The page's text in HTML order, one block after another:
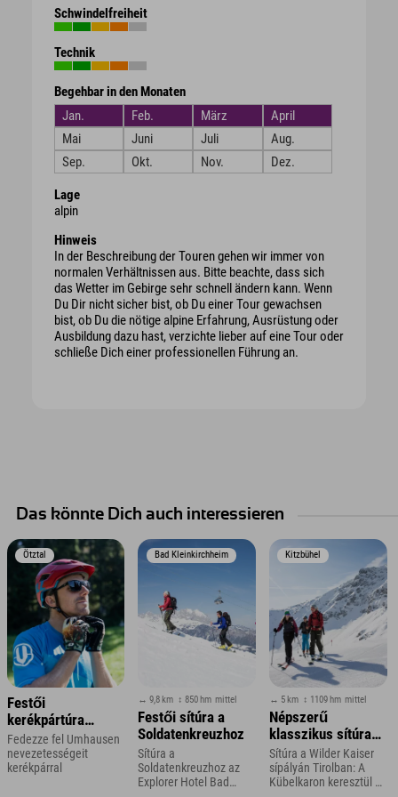
Schwindelfreiheit
Technik
Begehbar in den Monaten
Jan.
Feb. März
April
Mai
Juni Juli
Aug.
Sep.
Okt. Nov. Dez.
Lage
alpin
Hinweis
In der Beschreibung der Touren gehen wir immer von
normalen Verhältnissen aus. Bitte beachte, dass sich
das Wetter im Gebirge sehr schnell ändern kann. Wenn
Du Dir nicht sicher bist, ob Du einer Tour gewachsen
bist, ob Du die nötige alpine Erfahrung, Ausrüstung oder
Ausbildung dazu hast, verzichte lieber auf eine Tour oder
schließe Dich einer professionellen Führung an.
Das könnte Dich auch interessieren
Ötztal
Festői
kerékpártúra
Umhausen
környékén
Fedezze fel Umhausen
nevezetességeit
kerékpárral
Bad Kleinkirchheim
↔ 9,8 km ↕ 850 hm mittel
Festői sítúra a
Soldatenkreuzhoz
Sítúra a
Soldatenkreuzhoz az
Explorer Hotel Bad
Kitzbühel
↔ 5 km ↕ 1109 hm mittel
Népszerű
klasszikus sítúra
az Ellmauer Tor és
a Hintere Goinger
Halt felé
Sítúra a Wilder Kaiser
sípályán Tirolban: A
Kübelkaron keresztül az